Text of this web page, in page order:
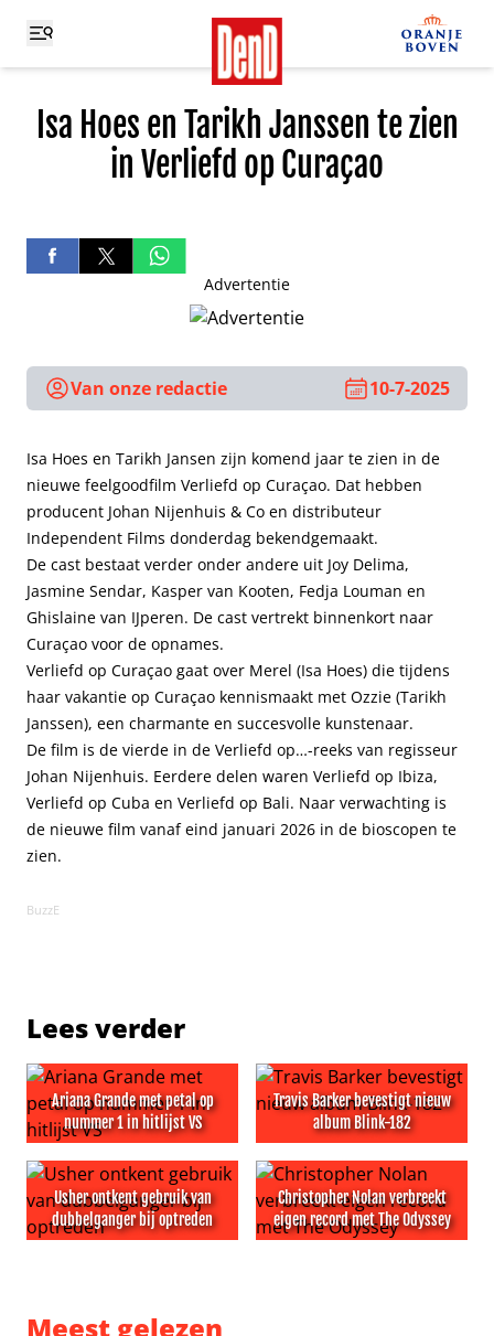
Isa Hoes en Tarikh Janssen te zien
in Verliefd op Curaçao
Advertentie
Van onze redactie 10-7-2025
Isa Hoes en Tarikh Jansen zijn komend jaar te zien in de
nieuwe feelgoodfilm Verliefd op Curaçao. Dat hebben
producent Johan Nijenhuis & Co en distributeur
Independent Films donderdag bekendgemaakt.
De cast bestaat verder onder andere uit Joy Delima,
Jasmine Sendar, Kasper van Kooten, Fedja Louman en
Ghislaine van IJperen. De cast vertrekt binnenkort naar
Curaçao voor de opnames.
Verliefd op Curaçao gaat over Merel (Isa Hoes) die tijdens
haar vakantie op Curaçao kennismaakt met Ozzie (Tarikh
Janssen), een charmante en succesvolle kunstenaar.
De film is de vierde in de Verliefd op…-reeks van regisseur
Johan Nijenhuis. Eerdere delen waren Verliefd op Ibiza,
Verliefd op Cuba en Verliefd op Bali. Naar verwachting is
de nieuwe film vanaf eind januari 2026 in de bioscopen te
zien.
BuzzE
Lees verder
Ariana Grande met petal op
nummer 1 in hitlijst VS
Ariana Grande met petal op nummer 1 in hitlijst VS
Travis Barker bevestigt nieuw
album Blink-182
Travis Barker bevestigt
Usher ontkent gebruik van
dubbelganger bij optreden
Christopher Nolan verbreekt
eigen record met The Odyssey
Meest gelezen